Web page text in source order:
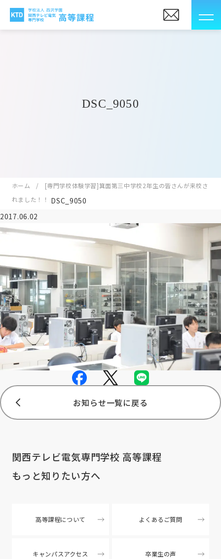
DSC_9050
ホーム
[専門学校体験学習]箕面第三中学校2年生の皆さんが来校さ
れました！！
DSC_9050
2017.06.02
お知らせ一覧に戻る
関西テレビ電気専門学校 高等課程
もっと知りたい方へ
高等課程について よくあるご質問
キャンパスアクセス 卒業生の声